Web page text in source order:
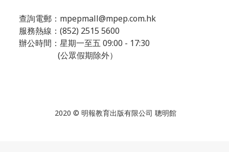
查詢電郵： mpepmall@mpep.com.hk
服務熱線：(852) 2515 5600
辦公時間：星期一至五 09:00 - 17:30
(公眾假期除外）
2020 © 明報教育出版有限公司 聰明館